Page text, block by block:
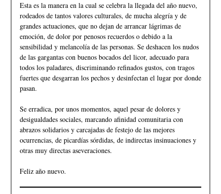
Esta es la manera en la cual se celebra la llegada del año nuevo,
rodeados de tantos valores culturales, de mucha alegría y de
grandes actuaciones, que no dejan de arrancar lágrimas de
emoción, de dolor por penosos recuerdos o debido a la
sensibilidad y melancolía de las personas. Se deshacen los nudos
de las gargantas con buenos bocados del licor, adecuado para
todos los paladares, discriminando refinados gustos, con tragos
fuertes que desgarran los pechos y desinfectan el lugar por donde
pasan.
Se erradica, por unos momentos, aquel pesar de dolores y
desigualdades sociales, marcando afinidad comunitaria con
abrazos solidarios y carcajadas de festejo de las mejores
ocurrencias, de picardías sórdidas, de indirectas insinuaciones y
otras muy directas aseveraciones.
Feliz año nuevo.